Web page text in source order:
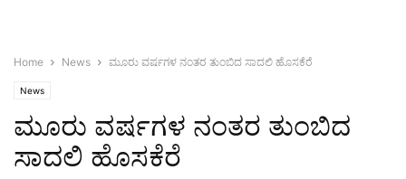
Home News ಮೂರು ವರ್ಷಗಳ ನಂತರ ತುಂಬಿದ ಸಾದಲಿ ಹೊಸಕೆರೆ
News
ಮೂರು ವರ್ಷಗಳ ನಂತರ ತುಂಬಿದ
ಸಾದಲಿ ಹೊಸಕೆರೆ